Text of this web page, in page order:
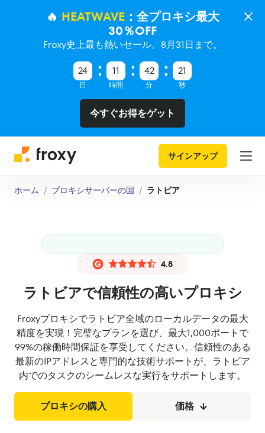
🔥 HEATWAVE：全プロキシ最大
30％OFF
Froxy史上最も熱いセール。8月31日まで。
24
日
11
時間
42
分
20
秒
今すぐお得をゲット
サインアップ
ホーム プロキシサーバーの国 ラトビア
4.8
ラトビアで信頼性の高いプロキシ
Froxyプロキシでラトビア全域のローカルデータの最大
精度を実現！完璧なプランを選び、最大1,000ポートで
99%の稼働時間保証を享受してください。信頼性のある
最新のIPアドレスと専門的な技術サポートが、ラトビア
内でのタスクのシームレスな実行をサポートします。
プロキシの購入 価格